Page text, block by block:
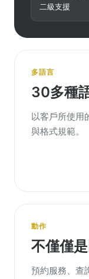
二級支援
多語言
30多種
以客戶所使用
與格式規範。
動作
不僅僅是
預約服務、查